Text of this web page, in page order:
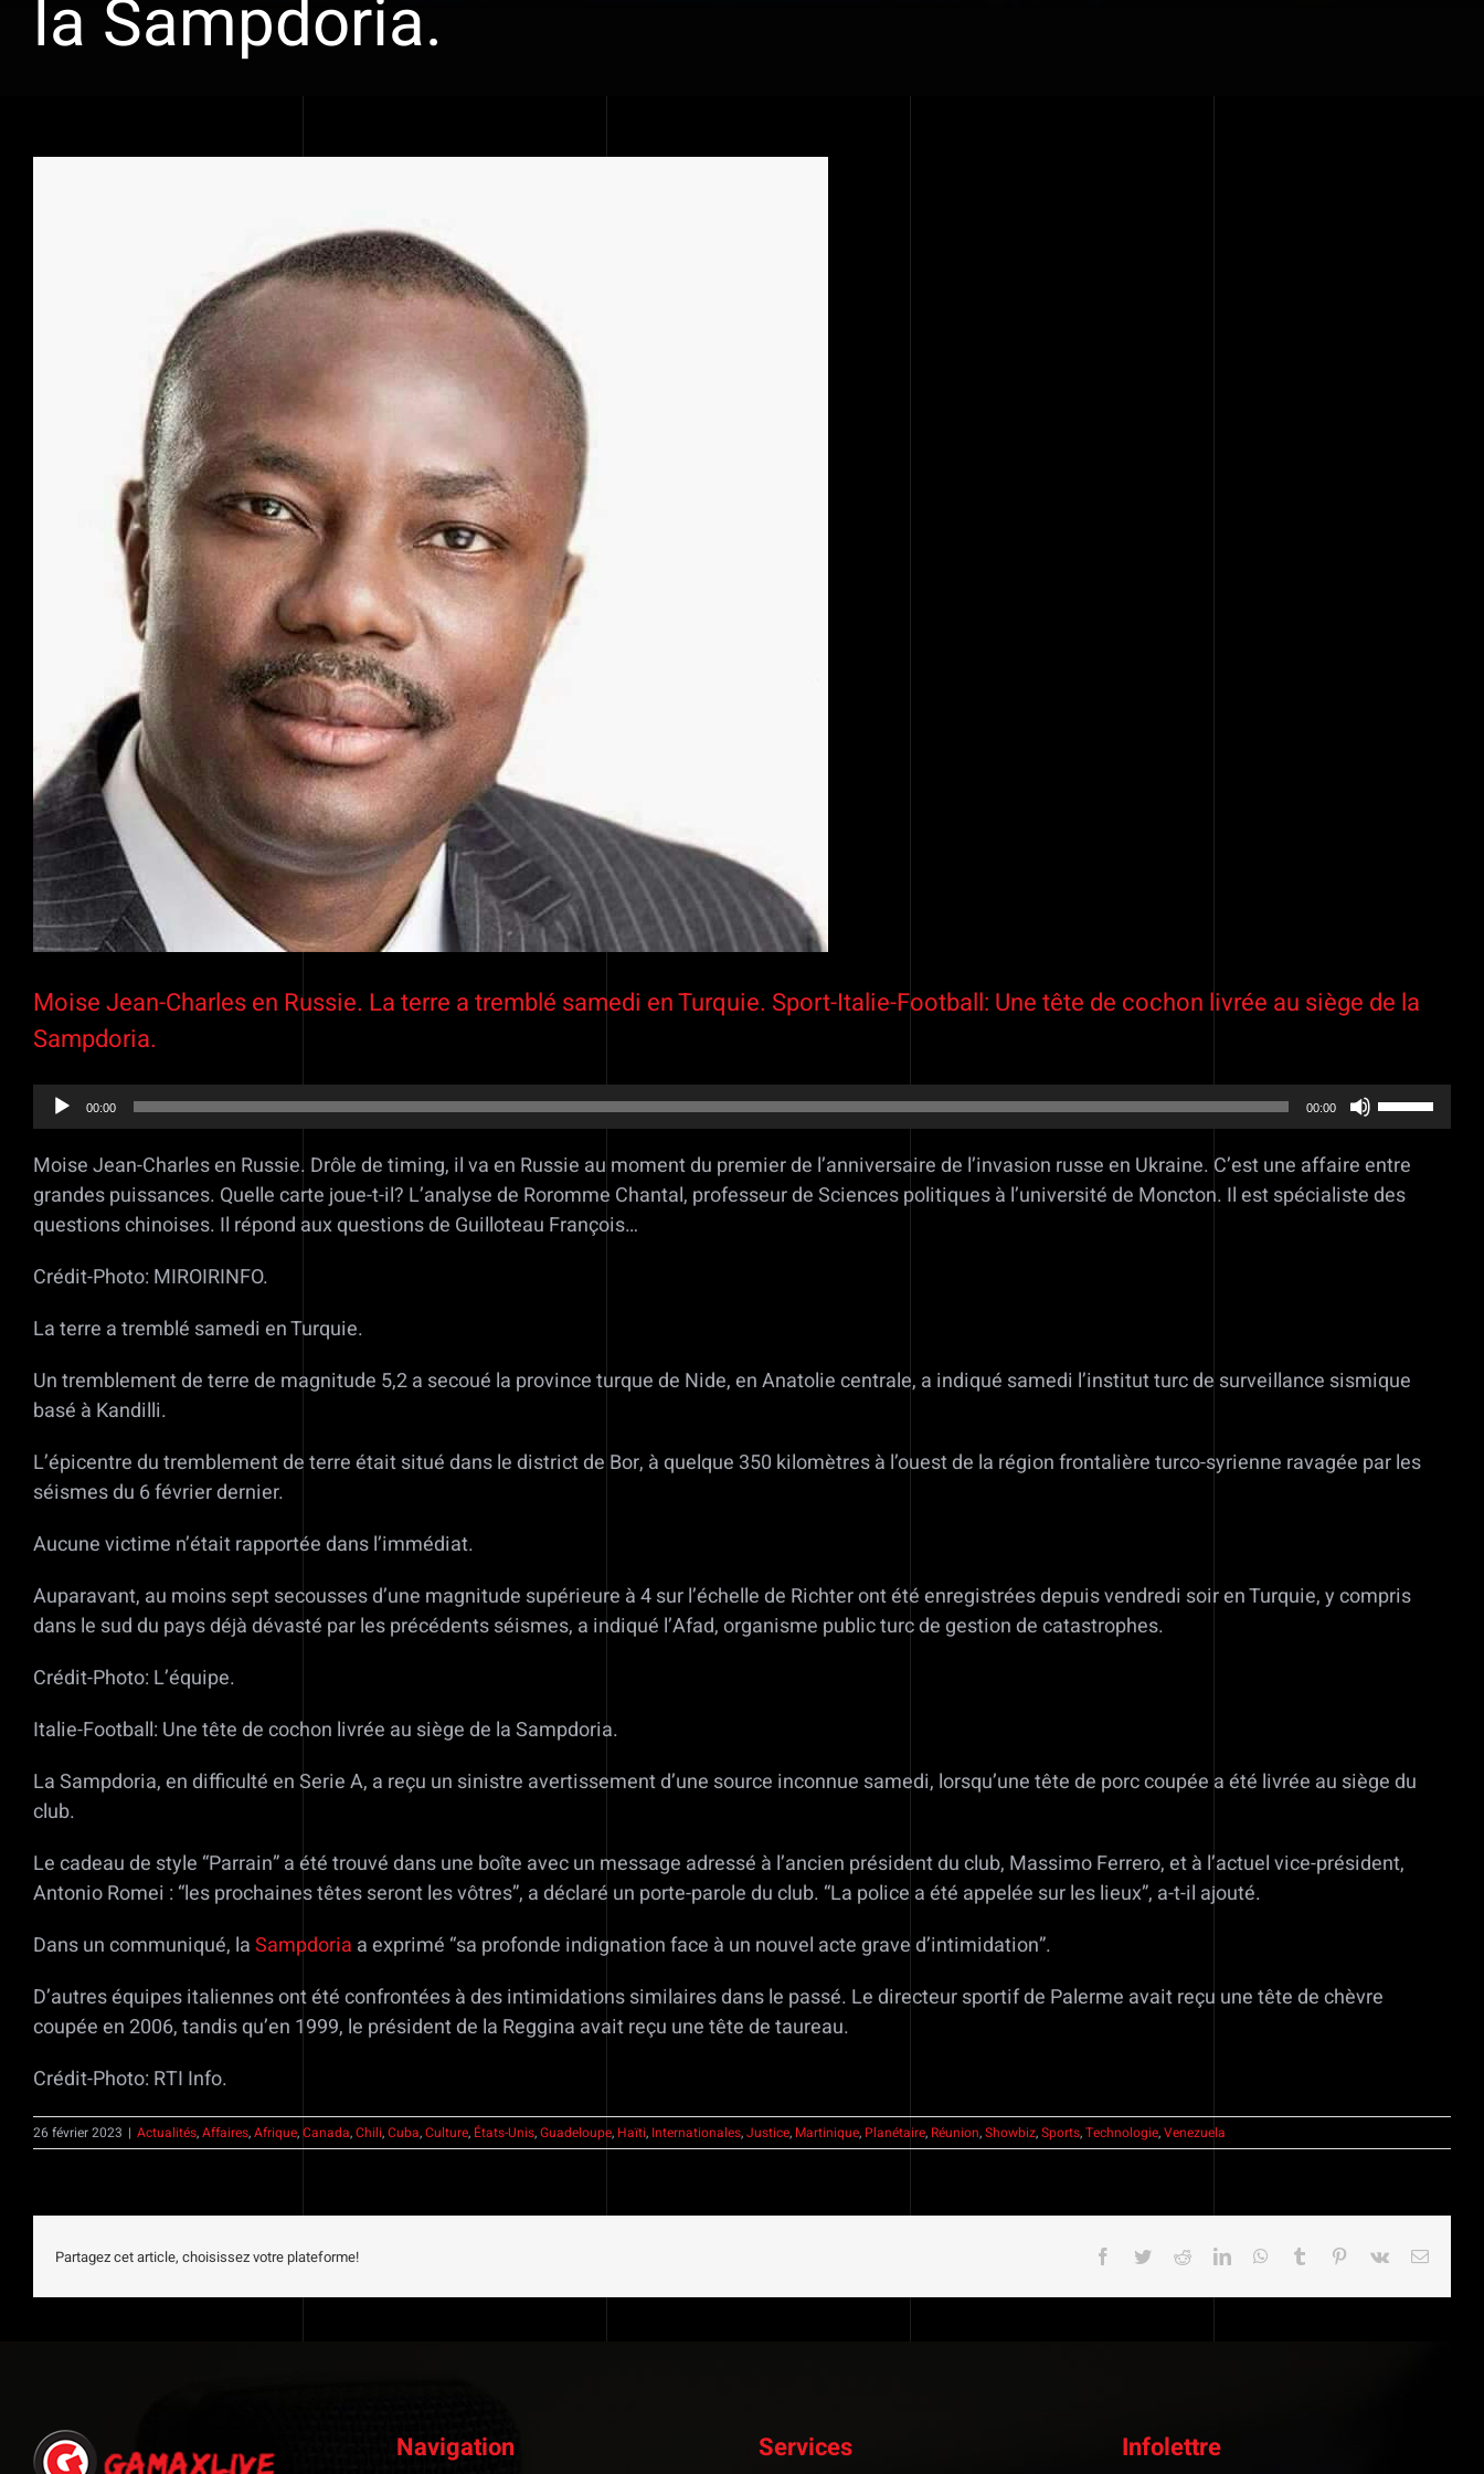
la Sampdoria.
Moise Jean-Charles en Russie. La terre a tremblé samedi en Turquie. Sport-Italie-Football: Une tête de cochon livrée au siège de la
Sampdoria.
Lecteur
audio
00:00 00:00
Utilisez
les
flèches
haut/bas
Moise Jean-Charles en Russie. Drôle de timing, il va en Russie au moment du premier de l’anniversaire de l’invasion russe en Ukraine. C’est une affaire entre
grandes puissances. Quelle carte joue-t-il? L’analyse de Roromme Chantal, professeur de Sciences politiques à l’université de Moncton. Il est spécialiste des
questions chinoises. Il répond aux questions de Guilloteau François…
Crédit-Photo: MIROIRINFO.
La terre a tremblé samedi en Turquie.
Un tremblement de terre de magnitude 5,2 a secoué la province turque de Nide, en Anatolie centrale, a indiqué samedi l’institut turc de surveillance sismique
basé à Kandilli.
L’épicentre du tremblement de terre était situé dans le district de Bor, à quelque 350 kilomètres à l’ouest de la région frontalière turco-syrienne ravagée par les
séismes du 6 février dernier.
Aucune victime n’était rapportée dans l’immédiat.
Auparavant, au moins sept secousses d’une magnitude supérieure à 4 sur l’échelle de Richter ont été enregistrées depuis vendredi soir en Turquie, y compris
dans le sud du pays déjà dévasté par les précédents séismes, a indiqué l’Afad, organisme public turc de gestion de catastrophes.
Crédit-Photo: L’équipe.
Italie-Football: Une tête de cochon livrée au siège de la Sampdoria.
La Sampdoria, en difficulté en Serie A, a reçu un sinistre avertissement d’une source inconnue samedi, lorsqu’une tête de porc coupée a été livrée au siège du
club.
Le cadeau de style “Parrain” a été trouvé dans une boîte avec un message adressé à l’ancien président du club, Massimo Ferrero, et à l’actuel vice-président,
Antonio Romei : “les prochaines têtes seront les vôtres”, a déclaré un porte-parole du club. “La police a été appelée sur les lieux”, a-t-il ajouté.
Dans un communiqué, laSampdoria a exprimé “sa profonde indignation face à un nouvel acte grave d’intimidation”.
D’autres équipes italiennes ont été confrontées à des intimidations similaires dans le passé. Le directeur sportif de Palerme avait reçu une tête de chèvre
coupée en 2006, tandis qu’en 1999, le président de la Reggina avait reçu une tête de taureau.
Crédit-Photo: RTI Info.
26 février 2023 | Actualités,Affaires,Afrique,Canada,Chili,Cuba,Culture, États-Unis,Guadeloupe, Haïti, Internationales,Justice, Martinique, Planétaire, Réunion,Showbiz,Sports,Technologie,Venezuela
Partagez cet article, choisissez votre plateforme! Facebook
TwitterRedditLinkedInWhatsApp
Tumblr Pinterest
Vk Email
Navigation Services Infolettre